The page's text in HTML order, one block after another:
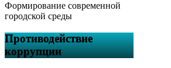
Формирование современной
городской среды
Противодействие
коррупции